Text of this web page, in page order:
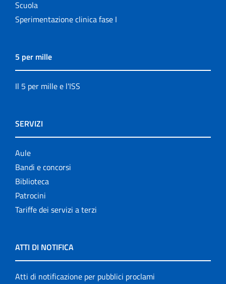
Scuola
Sperimentazione clinica fase I
5 per mille
Il 5 per mille e l'ISS
SERVIZI
Aule
Bandi e concorsi
Biblioteca
Patrocini
Tariffe dei servizi a terzi
ATTI DI NOTIFICA
Atti di notificazione per pubblici proclami